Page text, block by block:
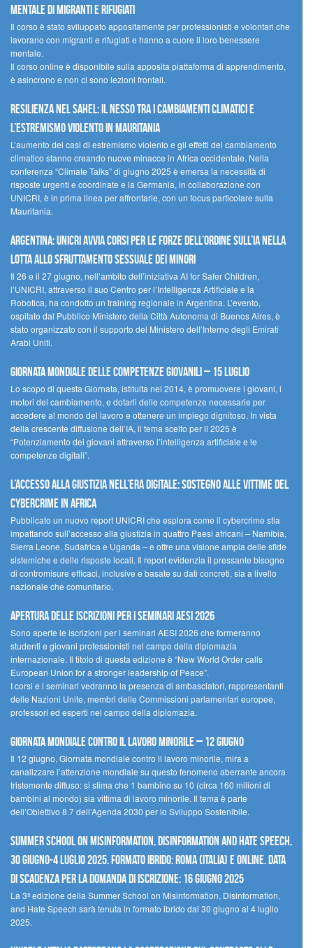
mentale di migranti e rifugiati
Il corso è stato sviluppato appositamente per professionisti e volontari che
lavorano con migranti e rifugiati e hanno a cuore il loro benessere
mentale.
Il corso online è disponibile sulla apposita piattaforma di apprendimento,
è asincrono e non ci sono lezioni frontali.
Resilienza nel Sahel: il nesso tra i cambiamenti climatici e
l’estremismo violento in Mauritania
L’aumento dei casi di estremismo violento e gli effetti del cambiamento
climatico stanno creando nuove minacce in Africa occidentale. Nella
conferenza “Climate Talks” di giugno 2025 è emersa la necessità di
risposte urgenti e coordinate e la Germania, in collaborazione con
UNICRI, è in prima linea per affrontarle, con un focus particolare sulla
Mauritania.
Argentina: UNICRI avvia corsi per le forze dell’ordine sull’IA nella
lotta allo sfruttamento sessuale dei minori
Il 26 e il 27 giugno, nell’ambito dell’iniziativa AI for Safer Children,
l’UNICRI, attraverso il suo Centro per l’Intelligenza Artificiale e la
Robotica, ha condotto un training regionale in Argentina. L’evento,
ospitato dal Pubblico Ministero della Città Autonoma di Buenos Aires, è
stato organizzato con il supporto del Ministero dell’Interno degli Emirati
Arabi Uniti.
Giornata Mondiale delle Competenze Giovanili – 15 luglio
Lo scopo di questa Giornata, istituita nel 2014, è promuovere i giovani, i
motori del cambiamento, e dotarli delle competenze necessarie per
accedere al mondo del lavoro e ottenere un impiego dignitoso. In vista
della crescente diffusione dell’IA, il tema scelto per il 2025 è
“Potenziamento dei giovani attraverso l’intelligenza artificiale e le
competenze digitali”.
L’accesso alla giustizia nell’era digitale: sostegno alle vittime del
cybercrime in Africa
Pubblicato un nuovo report UNICRI che esplora come il cybercrime stia
impattando sull’accesso alla giustizia in quattro Paesi africani – Namibia,
Sierra Leone, Sudafrica e Uganda – e offre una visione ampia delle sfide
sistemiche e delle risposte locali. Il report evidenzia il pressante bisogno
di contromisure efficaci, inclusive e basate su dati concreti, sia a livello
nazionale che comunitario.
Apertura delle iscrizioni per i seminari AESI 2026
Sono aperte le iscrizioni per i seminari AESI 2026 che formeranno
studenti e giovani professionisti nel campo della diplomazia
internazionale. Il titolo di questa edizione è “New World Order calls
European Union for a stronger leadership of Peace”.
I corsi e i seminari vedranno la presenza di ambasciatori, rappresentanti
delle Nazioni Unite, membri delle Commissioni parlamentari europee,
professori ed esperti nel campo della diplomazia.
Giornata mondiale contro il lavoro minorile – 12 giugno
Il 12 giugno, Giornata mondiale contro il lavoro minorile, mira a
canalizzare l’attenzione mondiale su questo fenomeno aberrante ancora
tristemente diffuso: si stima che 1 bambino su 10 (circa 160 milioni di
bambini al mondo) sia vittima di lavoro minorile. Il tema è parte
dell’Obiettivo 8.7 dell’Agenda 2030 per lo Sviluppo Sostenibile.
Summer School on Misinformation, Disinformation and Hate Speech,
30 giugno-4 luglio 2025. Formato ibrido: Roma (Italia) e online. Data
di scadenza per la domanda di iscrizione: 16 giugno 2025
La 3ª edizione della Summer School on Misinformation, Disinformation,
and Hate Speech sarà tenuta in formato ibrido dal 30 giugno al 4 luglio
2025.